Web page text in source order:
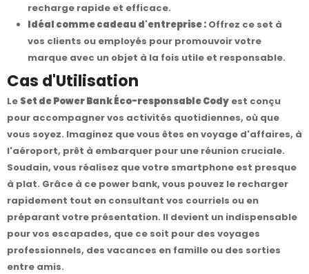
recharge rapide et efficace.
Idéal comme cadeau d'entreprise : Offrez ce set à
vos clients ou employés pour promouvoir votre
marque avec un objet à la fois utile et responsable.
Cas d'Utilisation
Le Set de Power Bank Éco-responsable Cody est conçu
pour accompagner vos activités quotidiennes, où que
vous soyez. Imaginez que vous êtes en voyage d'affaires, à
l'aéroport, prêt à embarquer pour une réunion cruciale.
Soudain, vous réalisez que votre smartphone est presque
à plat. Grâce à ce power bank, vous pouvez le recharger
rapidement tout en consultant vos courriels ou en
préparant votre présentation. Il devient un indispensable
pour vos escapades, que ce soit pour des voyages
professionnels, des vacances en famille ou des sorties
entre amis.